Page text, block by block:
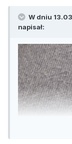
W dniu
napisał: